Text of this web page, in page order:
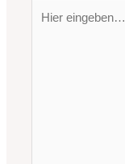
eingeben…